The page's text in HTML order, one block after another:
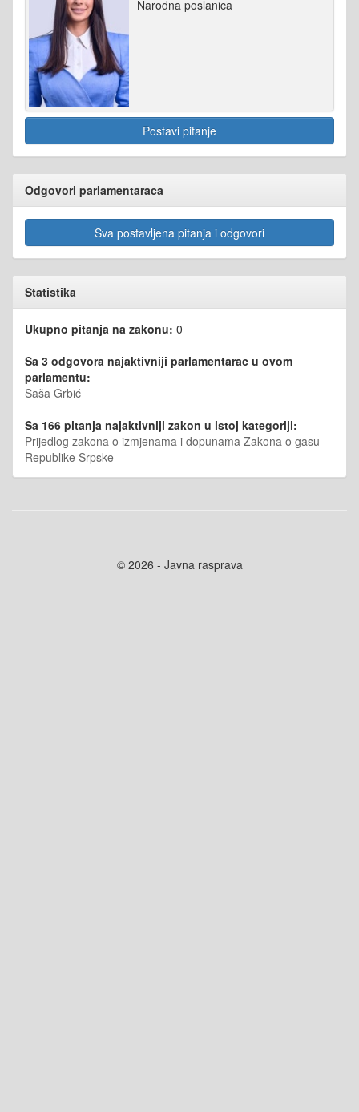
Narodna poslanica
Postavi pitanje
Odgovori parlamentaraca
Sva postavljena pitanja i odgovori
Statistika
Ukupno pitanja na zakonu: 0
Sa 3 odgovora najaktivniji parlamentarac u ovom
parlamentu:
Saša Grbić
Sa 166 pitanja najaktivniji zakon u istoj kategoriji:
Prijedlog zakona o izmjenama i dopunama Zakona o gasu
Republike Srpske
© 2026 - Javna rasprava